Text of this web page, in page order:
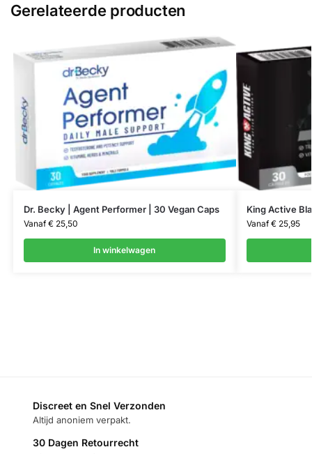
Gerelateerde producten
Dr. Becky | Agent Performer | 30 Vegan Caps
Vanaf€25,50
In winkelwagen
King Active
Vanaf€25,95
Discreet en Snel Verzonden
Altijd anoniem verpakt.
30 Dagen Retourrecht